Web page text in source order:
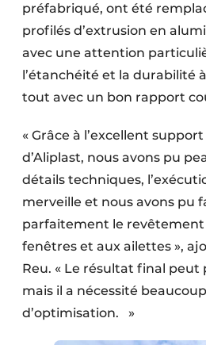
préfabriqué, ont été
profilés d’extrusion en
avec une attention
l’étanchéité et la durabilité
tout avec un bon rapport
« Grâce à l’excellent
d’Aliplast, nous avons pu
détails techniques,
merveille et nous avons pu
parfaitement le revêtement
fenêtres et aux ailettes »,
Reu. « Le résultat final peut
mais il a nécessité
d’optimisation. »